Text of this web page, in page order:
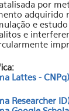
por
adquirido
e
e
Lattes - CNPq)
Researcher